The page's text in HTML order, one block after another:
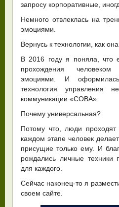
запросу корпоративные,
Немного отвлеклась на
эмоциями.
Вернусь к технологии, как
В 2016 году я поняла, что
прохождения
эмоциями. И
технология управления
коммуникации «СОВА».
Почему универсальная?
Потому что, люди
каждом этапе человек
присущие только ему. И
рождались личные
для каждого.
Сейчас наконец-то я
своем сайте.